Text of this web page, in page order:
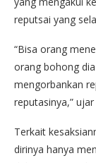
reputsai yang
“Bisa orang
orang bohong
mengorbankan
reputasinya,”
Terkait
dirinya hanya